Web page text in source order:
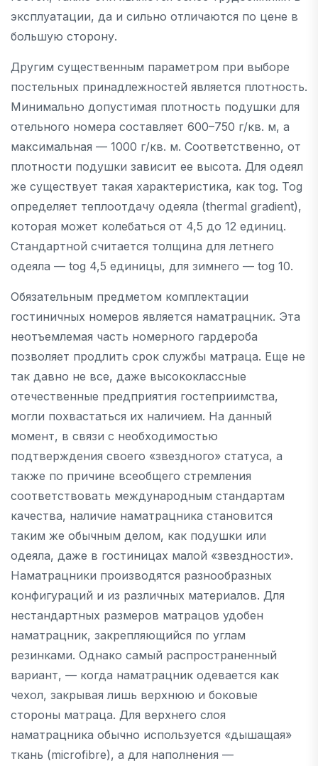
эксплуатации, да и сильно отличаются по цене в
большую сторону.
Другим существенным параметром при выборе
постельных принадлежностей является плотность.
Минимально допустимая плотность подушки для
отельного номера составляет 600–750 г/кв. м, а
максимальная — 1000 г/кв. м. Соответственно, от
плотности подушки зависит ее высота. Для одеял
же существует такая характеристика, как tog. Tog
определяет теплоотдачу одеяла (thermal gradient),
которая может колебаться от 4,5 до 12 единиц.
Стандартной считается толщина для летнего
одеяла — tog 4,5 единицы, для зимнего — tog 10.
Обязательным предметом комплектации
гостиничных номеров является наматрацник. Эта
неотъемлемая часть номерного гардероба
позволяет продлить срок службы матраца. Еще не
так давно не все, даже высококлассные
отечественные предприятия гостеприимства,
могли похвастаться их наличием. На данный
момент, в связи с необходимостью
подтверждения своего «звездного» статуса, а
также по причине всеобщего стремления
соответствовать международным стандартам
качества, наличие наматрацника становится
таким же обычным делом, как подушки или
одеяла, даже в гостиницах малой «звездности».
Наматрацники производятся разнообразных
конфигураций и из различных материалов. Для
нестандартных размеров матрацов удобен
наматрацник, закрепляющийся по углам
резинками. Однако самый распространенный
вариант, — когда наматрацник одевается как
чехол, закрывая лишь верхнюю и боковые
стороны матраца. Для верхнего слоя
наматрацника обычно используется «дышащая»
ткань (microfibre), а для наполнения —